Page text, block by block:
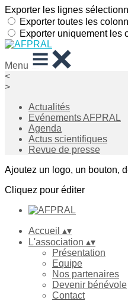
Exporter les lignes
Exporter toutes les
Exporter uniquement les
Menu
<
>
Actualités
Evénements AFPRAL
Agenda
Actus scientifiques
Revue de presse
Ajoutez un logo, un bouton,
Cliquez pour éditer
Accueil ▴▾
L'association ▴▾
Présentation
Equipe
Nos partenaires
Devenir bénévole
Contact